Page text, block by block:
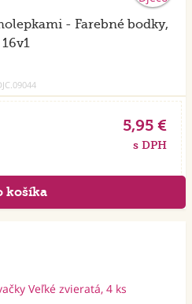
- Farebné bodky,
16v1
5,95 €
s DPH